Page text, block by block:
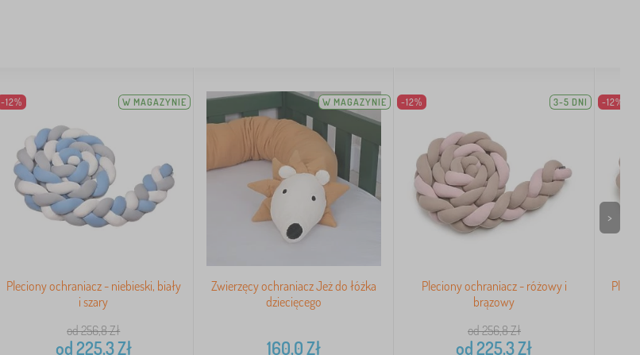
-12% W MAGAZYNIE
Pleciony ochraniacz - niebieski, biały
i szary
od 256,8Zł
od225,3Zł
W MAGAZYNIE
Zwierzęcy ochraniacz Jeż do łóżka
dziecięcego
160,0Zł
-12% 3-5 DNI
Pleciony ochraniacz - różowy i
brązowy
od 256,8Zł
od225,3Zł
-12%
>